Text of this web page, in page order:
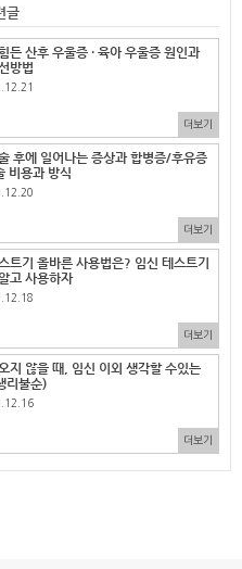
글
든 산후 우울증 · 육아 우울증 원인과
방법
더보기
후에 일어나는 증상과 합병증/후유증
비용과 방식
더보기
트기 올바른 사용법은? 임신 테스트기
고 사용하자
더보기
지 않을 때, 임신 이외 생각할 수있는
리불순)
더보기